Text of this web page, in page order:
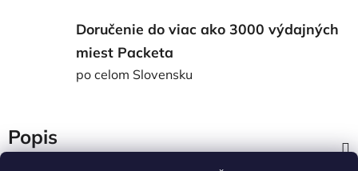
Doručenie do viac ako 3000 výdajných
miest Packeta
po celom Slovensku
Popis